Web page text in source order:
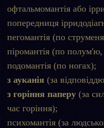
офтальмомантія або
попередниця
пегомантія (по
піромантія (по
подомантія (по ногах);
з ауканія (за
з горіння паперу (за
час горіння);
психомантія (за